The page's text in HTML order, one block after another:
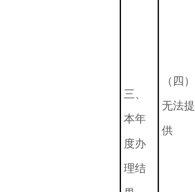
三、
本年
度办
理结
（四）
无法提
供